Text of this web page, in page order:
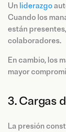
Un liderazgo
Cuando los
están
colaboradores.
En cambio, los
mayor
3. Cargas
La presión